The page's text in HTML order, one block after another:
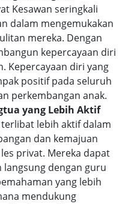
Kesawan seringkali
dalam mengemukakan
mereka. Dengan
kepercayaan diri
Kepercayaan diri yang
positif pada seluruh
perkembangan anak.
yang Lebih Aktif
lebih aktif dalam
dan kemajuan
privat. Mereka dapat
dengan guru
yang lebih
mendukung